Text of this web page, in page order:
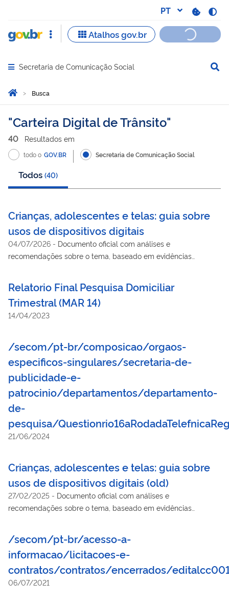
Abrir menu principal de navegação
Secretaria de Comunicação Social
Você está aqui:
Página Inicial
Busca
Busca
Carteira Digital de Trânsito
40 Resultados em
todo o GOV.BR Secretaria de Comunicação Social
Todos (40)
Crianças, adolescentes e telas: guia sobre
usos de dispositivos digitais
04/07/2026 - Documento oficial com análises e
recomendações sobre o tema, baseado em evidências
saudável.
Relatorio Final Pesquisa Domiciliar
Trimestral (MAR 14)
14/04/2023
/secom/pt-br/composicao/orgaos-
especificos-singulares/secretaria-de-
publicidade-e-
patrocinio/departamentos/departamento-
de-
pesquisa/
21/06/2024
Crianças, adolescentes e telas: guia sobre
usos de dispositivos digitais (old)
27/02/2025 - Documento oficial com análises e
recomendações sobre o tema, baseado em evidências
saudável.
/secom/pt-br/acesso-a-
informacao/licitacoes-e-
contratos/contratos/encerrados/
06/07/2021